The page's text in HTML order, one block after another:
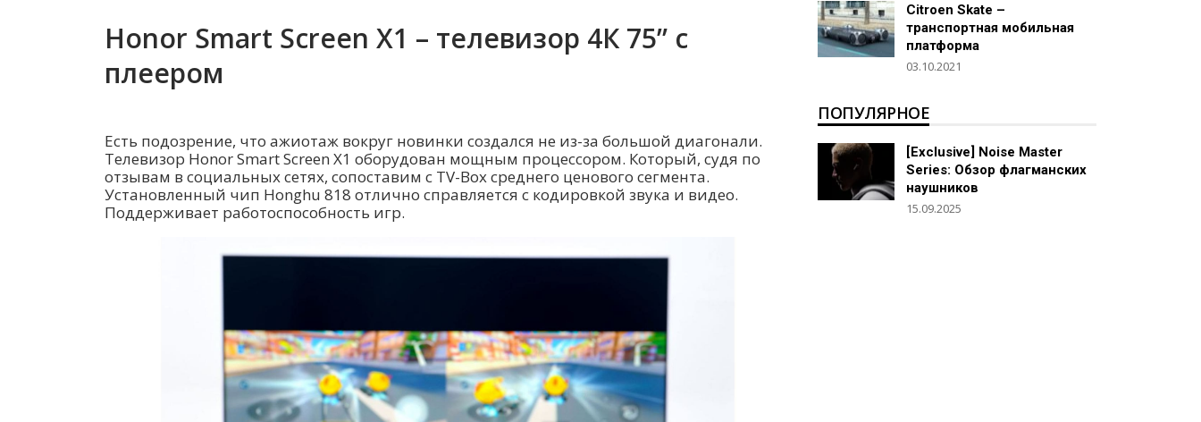
Honor Smart Screen X1 – телевизор 4К 75” с
плеером
Есть подозрение, что ажиотаж вокруг новинки создался не из-за большой диагонали.
Телевизор Honor Smart Screen X1 оборудован мощным процессором. Который, судя по
отзывам в социальных сетях, сопоставим с TV-Box среднего ценового сегмента.
Установленный чип Honghu 818 отлично справляется с кодировкой звука и видео.
Поддерживает работоспособность игр.
Citroen Skate –
транспортная мобильная
платформа
03.10.2021
ПОПУЛЯРНОЕ
[Exclusive] Noise Master
Series: Обзор флагманских
наушников
15.09.2025